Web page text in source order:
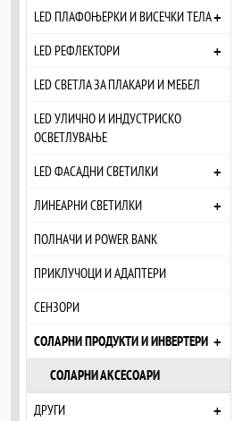
LED ПЛАФОЊЕРКИ И ВИСЕЧКИ ТЕЛА+
LED РЕФЛЕКТОРИ +
LED СВЕТЛА ЗА ПЛАКАРИ И МЕБЕЛ
LED УЛИЧНО И ИНДУСТРИСКО
ОСВЕТЛУВАЊЕ
LED ФАСАДНИ СВЕТИЛКИ
+
ЛИНЕАРНИ СВЕТИЛКИ +
ПОЛНАЧИ И POWER BANK
ПРИКЛУЧОЦИ И АДАПТЕРИ
СЕНЗОРИ
СОЛАРНИ ПРОДУКТИ И ИНВЕРТЕРИ
СОЛАРНИ АКСЕСОАРИ
+
ДРУГИ +